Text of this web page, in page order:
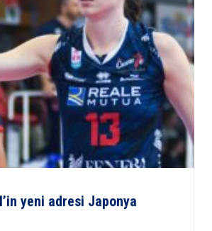
yeni adresi Japonya